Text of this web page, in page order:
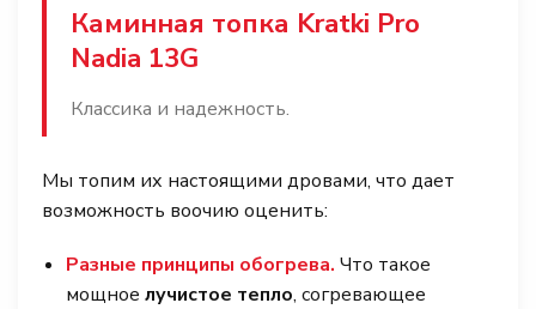
Каминная топка Kratki Pro
Nadia 13G
Классика и надежность.
Мы топим их настоящими дровами, что дает
возможность воочию оценить:
Разные принципы обогрева. Что такое
мощное лучистое тепло, согревающее